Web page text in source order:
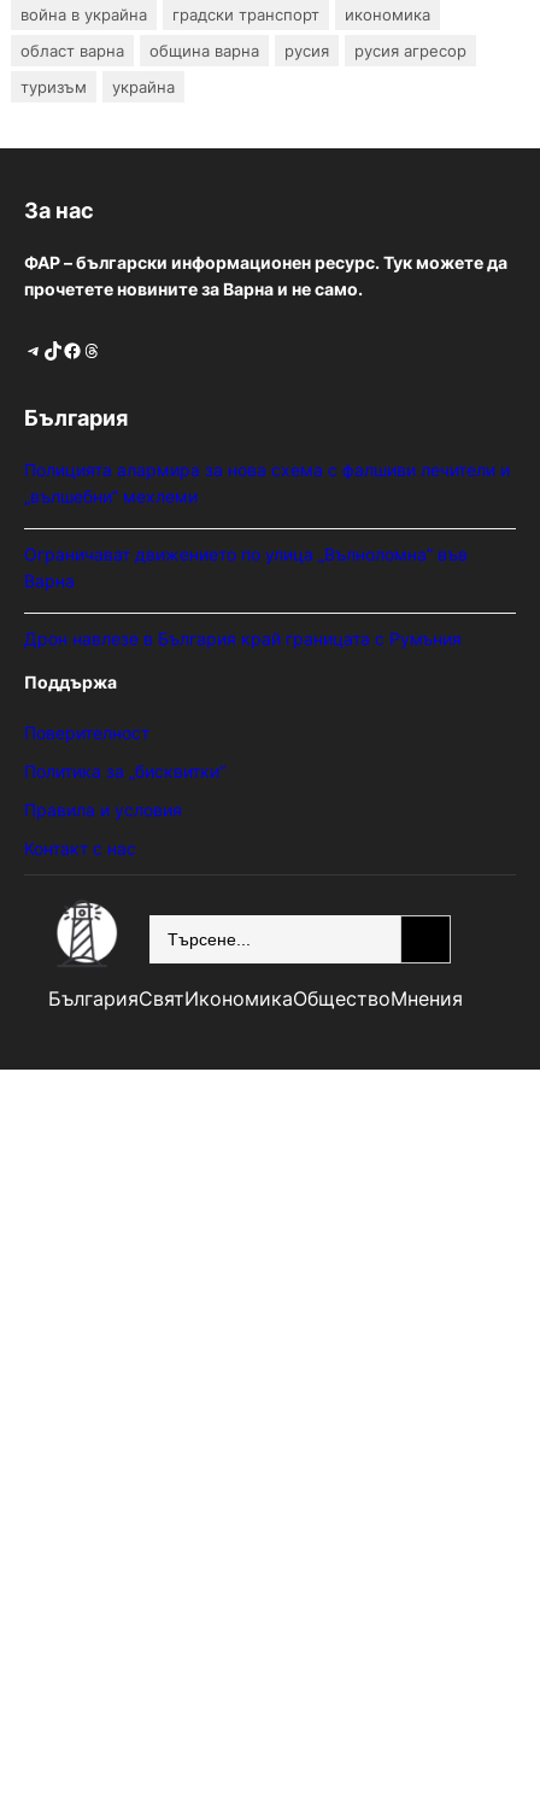
война в украйна
градски транспорт
икономика
област варна
община варна русия
русия агресор
туризъм
украйна
За нас
ФАР – български информационен ресурс. Тук можете да
прочетете новините за Варна и не само.
Telegram TikTok Facebook Threads
България
Полицията алармира за нова схема с фалшиви лечители и
„вълшебни“ мехлеми
Ограничават движението по улица „Вълноломна“ във
Варна
Дрон навлезе в България край границата с Румъния
Поддържа
Поверителност
Политика за „бисквитки“
Правила и условия
Контакт с нас
БългарияСвятИкономикаОбществоМнения